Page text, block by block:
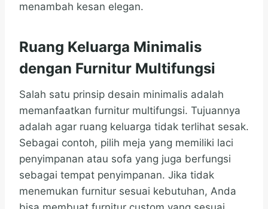
menambah kesan elegan.
Ruang Keluarga Minimalis
dengan Furnitur Multifungsi
Salah satu prinsip desain minimalis adalah
memanfaatkan furnitur multifungsi. Tujuannya
adalah agar ruang keluarga tidak terlihat sesak.
Sebagai contoh, pilih meja yang memiliki laci
penyimpanan atau sofa yang juga berfungsi
sebagai tempat penyimpanan. Jika tidak
menemukan furnitur sesuai kebutuhan, Anda